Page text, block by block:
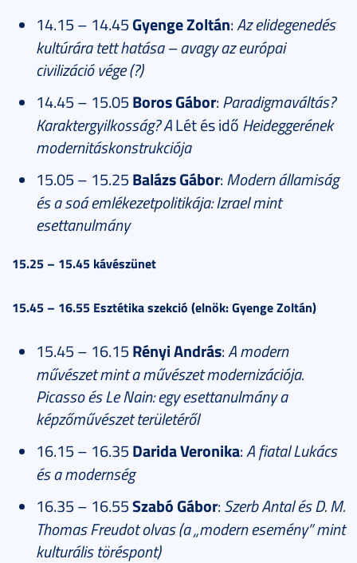
14.15 – 14.45 Gyenge Zoltán:Az elidegenedés
kultúrára tett hatása – avagy az európai
civilizáció vége (?)
14.45 – 15.05 Boros Gábor: Paradigmaváltás?
Karaktergyilkosság? ALét és idő Heideggerének
modernitáskonstrukciója
15.05 – 15.25 Balázs Gábor: Modern államiság
és a soá emlékezetpolitikája: Izrael mint
esettanulmány
15.25 – 15.45 kávészünet
15.45 – 16.55 Esztétika szekció (elnök: Gyenge Zoltán)
15.45 – 16.15 Rényi András:A modern
művészet mint a művészet modernizációja.
Picasso és Le Nain: egy esettanulmány a
képzőművészet területéről
16.15 – 16.35 Darida Veronika:A fiatal Lukács
és a modernség
16.35 – 16.55Szabó Gábor: Szerb Antal és D. M.
Thomas Freudot olvas (a „modern esemény” mint
kulturális töréspont)